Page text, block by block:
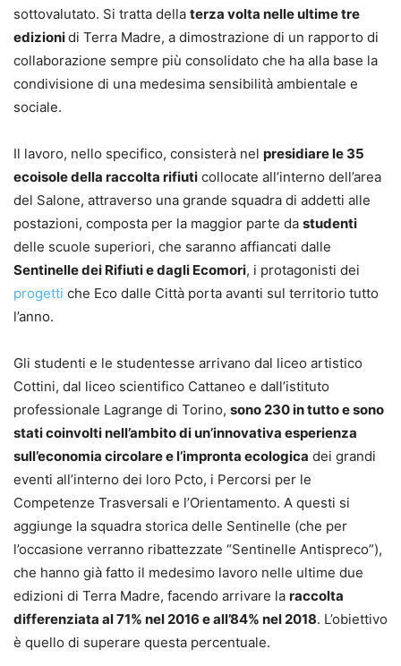
sottovalutato. Si tratta della terza volta nelle ultime tre
edizionidi Terra Madre, a dimostrazione di un rapporto di
collaborazione sempre più consolidato che ha alla base la
condivisione di una medesima sensibilità ambientale e
sociale.
Il lavoro, nello specifico, consisterà nel presidiare le 35
ecoisole della raccolta rifiuti collocate all’interno dell’area
del Salone, attraverso una grande squadra di addetti alle
postazioni, composta per la maggior parte da studenti
delle scuole superiori, che saranno affiancati dalle
Sentinelle dei Rifiuti e dagli Ecomori, i protagonisti dei
progetti che Eco dalle Città porta avanti sul territorio tutto
l’anno.
Gli studenti e le studentesse arrivano dal liceo artistico
Cottini, dal liceo scientifico Cattaneo e dall’istituto
professionale Lagrange di Torino, sono 230 in tutto e sono
stati coinvolti nell’ambito di un’innovativa esperienza
sull’economia circolare e l’impronta ecologica dei grandi
eventi all’interno dei loro Pcto, i Percorsi per le
Competenze Trasversali e l’Orientamento. A questi si
aggiunge la squadra storica delle Sentinelle (che per
l’occasione verranno ribattezzate “Sentinelle Antispreco”),
che hanno già fatto il medesimo lavoro nelle ultime due
edizioni di Terra Madre, facendo arrivare la raccolta
differenziata al 71% nel 2016 e all’84% nel 2018. L’obiettivo
è quello di superare questa percentuale.